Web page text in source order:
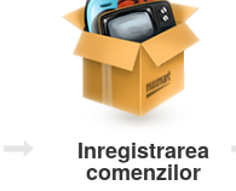
Inregistrarea
comenzilor